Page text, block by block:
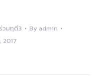
วมฤดี3 By admin
2017